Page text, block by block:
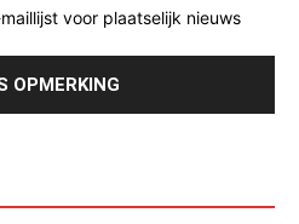
voor plaatselijk nieuws